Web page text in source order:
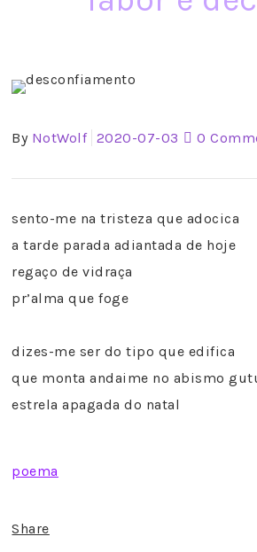
By NotWolf 2020-07-03 0
sento-me na tristeza que adocica
a tarde parada adiantada de hoje
regaço de vidraça
pr’alma que foge
dizes-me ser do tipo que edifica
que monta andaime no abismo
estrela apagada do natal
poema
Share